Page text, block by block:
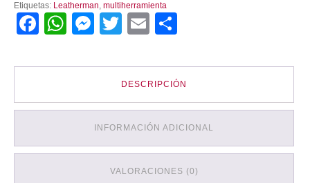
Etiquetas: Leatherman, multiherramienta
Facebook
WhatsApp
Messenger
TwitterEmail
DESCRIPCIÓN
INFORMACIÓN ADICIONAL
VALORACIONES (0)